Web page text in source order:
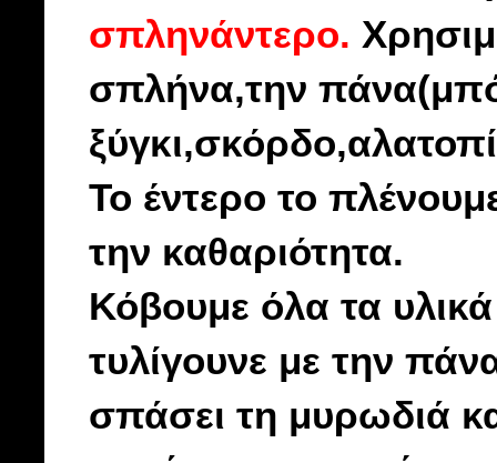
σπληνάντερο.
σπλήνα,την
Το έντερο το
την καθαριότητα.
Κόβουμε όλα τα
τυλίγουνε με την
σπάσει τη μυρωδιά